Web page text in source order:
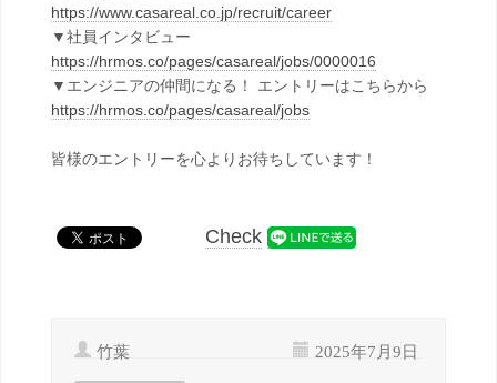
https://www.casareal.co.jp/recruit/career
▼社員インタビュー
https://hrmos.co/pages/casareal/jobs/0000016
▼エンジニアの仲間になる！ エントリーはこちらから
https://hrmos.co/pages/casareal/jobs
皆様のエントリーを心よりお待ちしています！
Check
竹葉 2025年7月9日